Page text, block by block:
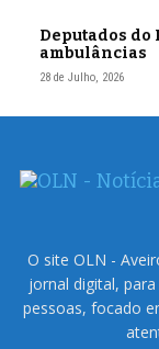
Deputados do
ambulâncias
28 de Julho, 2026
O site OLN -
jornal digital,
pessoas, focado